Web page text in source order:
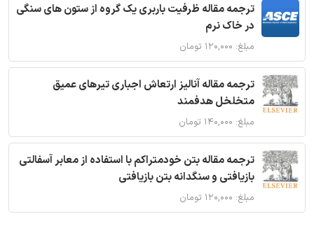
ترجمه مقاله ظرفیت باربری یک گروه از ستون های سنگی
در خاک نرم
مبلغ: ۱۲۰,۰۰۰ تومان
ترجمه مقاله آنالیز ارتعاش اجباری تیرهای عمیق
متخلخل هدفمند
مبلغ: ۱۴۰,۰۰۰ تومان
ترجمه مقاله بتن خودمتراکم با استفاده از معابر آسفالتی
بازیافتی و سنگدانه بتن بازیافتی
مبلغ: ۱۲۰,۰۰۰ تومان